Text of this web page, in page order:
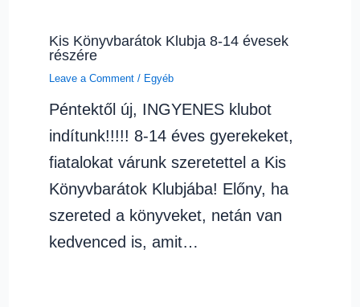
Kis Könyvbarátok Klubja 8-14 évesek
részére
Leave a Comment / Egyéb
Péntektől új, INGYENES klubot
indítunk!!!!! 8-14 éves gyerekeket,
fiatalokat várunk szeretettel a Kis
Könyvbarátok Klubjába! Előny, ha
szereted a könyveket, netán van
kedvenced is, amit…